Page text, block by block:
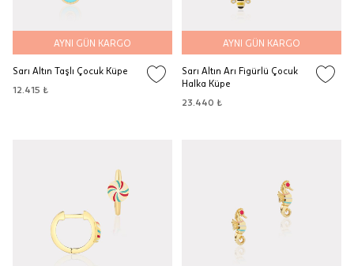
AYNI GÜN KARGO
Sarı Altın Taşlı Çocuk Küpe
12.415 ₺
AYNI GÜN KARGO
Sarı Altın Arı Figürlü Çocuk
Halka Küpe
23.440 ₺